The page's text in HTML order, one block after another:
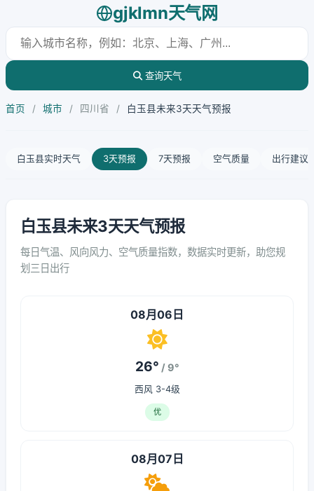
gjklmn天气网
查询天气
首页 / 城市 / 四川省 / 白玉县未来3天天气预报
白玉县实时天气 3天预报 7天预报 空气质量 出行建议
白玉县未来3天天气预报
每日气温、风向风力、空气质量指数，数据实时更新，助您规
划三日出行
08月06日
26° / 9°
西风 3-4级
优
08月07日